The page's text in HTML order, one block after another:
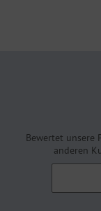
Bewertet unsere
anderen